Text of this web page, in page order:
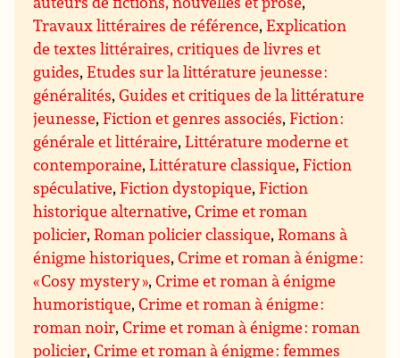
Travaux littéraires de référence,Explication
de textes littéraires, critiques de livres et
guides,Etudes sur la littérature jeunesse :
généralités,Guides et critiques de la littérature
jeunesse,Fiction et genres associés,Fiction :
générale et littéraire,Littérature moderne et
contemporaine,Littérature classique,Fiction
spéculative,Fiction dystopique,Fiction
historique alternative,Crime et roman
policier,Roman policier classique,Romans à
énigme historiques,Crime et roman à énigme :
« Cosy mystery »,Crime et roman à énigme
humoristique,Crime et roman à énigme :
roman noir,Crime et roman à énigme : roman
policier,Crime et roman à énigme : femmes